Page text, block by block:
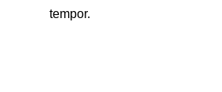
tempor.